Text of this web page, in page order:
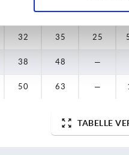
35 25
32 35 25
38 48 —
50 63 —
TABELLE